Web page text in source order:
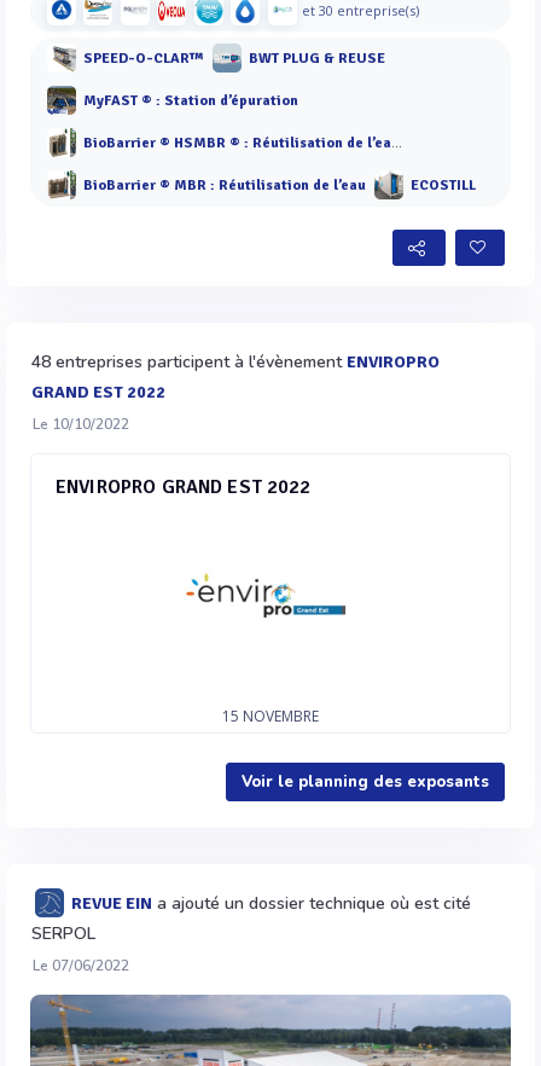
et 30 entreprise(s)
SPEED-O-CLAR™ BWT PLUG & REUSE
MyFAST ® : Station d’épuration
BioBarrier ® HSMBR ® : Réutilisation de l’eau à forte charge
BioBarrier ® MBR : Réutilisation de l’eau ECOSTILL
48 entreprises participent à l'évènement ENVIROPRO
GRAND EST 2022
Le 10/10/2022
ENVIROPRO GRAND EST 2022
15 NOVEMBRE
Voir le planning des exposants
REVUE EIN a ajouté un dossier technique où est cité
SERPOL
Le 07/06/2022